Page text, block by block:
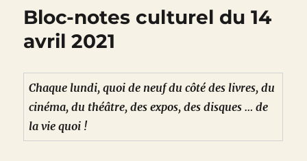
Bloc-notes culturel du 14
avril 2021
Chaque lundi, quoi de neuf du côté des livres, du
cinéma, du théâtre, des expos, des disques … de
la vie quoi !